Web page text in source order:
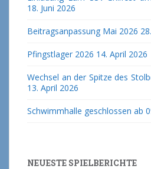
18. Juni 2026
Beitragsanpassung Mai 2026
Pfingstlager 2026 14. April 2026
Wechsel an der Spitze des
13. April 2026
Schwimmhalle geschlossen ab
NEUESTE SPIELBERICHTE